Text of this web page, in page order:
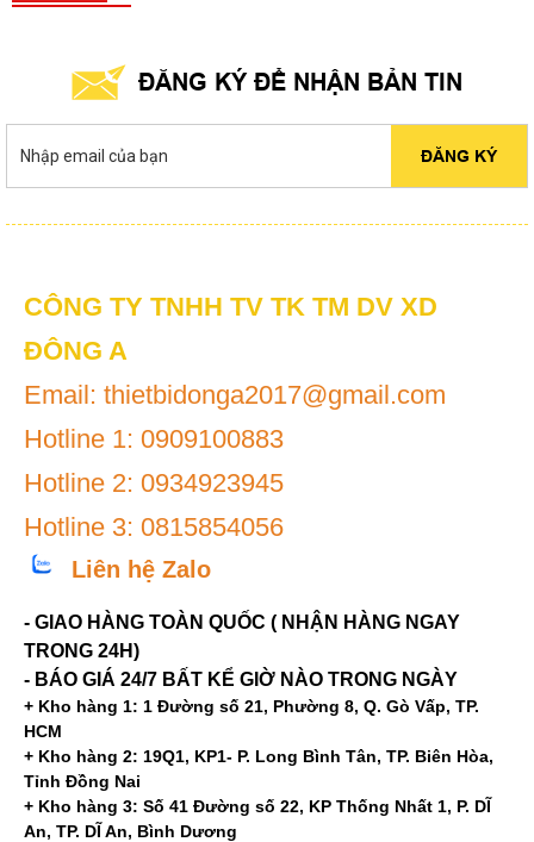
ĐĂNG KÝ ĐỂ NHẬN BẢN TIN
ĐĂNG KÝ
CÔNG TY TNHH TV TK TM DV XD
ĐÔNG A
Email: thietbidonga2017@gmail.com
Hotline 1: 0909100883
Hotline 2: 0934923945
Hotline 3: 0815854056
Liên hệ Zalo
- GIAO HÀNG TOÀN QUỐC ( NHẬN HÀNG NGAY
TRONG 24H)
- BÁO GIÁ 24/7 BẤT KỂ GIỜ NÀO TRONG NGÀY
+ Kho hàng 1: 1 Đường số 21, Phường 8, Q. Gò Vấp, TP.
HCM
+ Kho hàng 2: 19Q1, KP1- P. Long Bình Tân, TP. Biên Hòa,
Tỉnh Đồng Nai
+ Kho hàng 3: Số 41 Đường số 22, KP Thống Nhất 1, P. DĨ
An, TP. DĨ An, Bình Dương